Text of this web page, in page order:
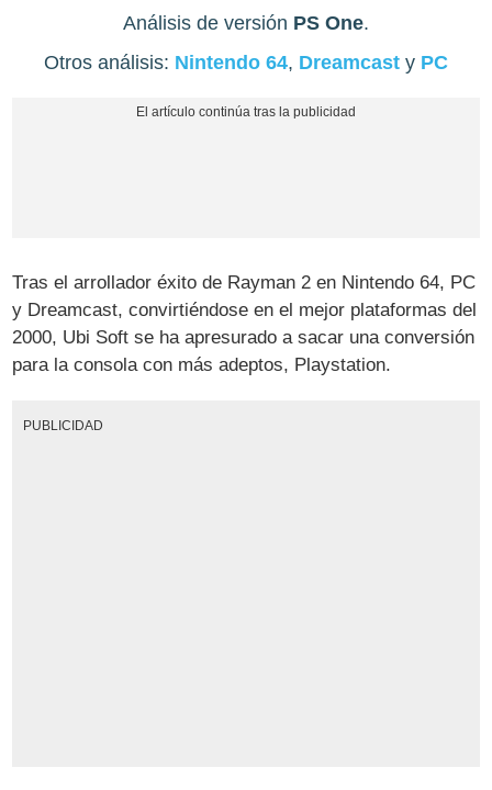
Análisis de versión PS One.
Otros análisis: Nintendo 64, Dreamcast y PC
Tras el arrollador éxito de Rayman 2 en Nintendo 64, PC
y Dreamcast, convirtiéndose en el mejor plataformas del
2000, Ubi Soft se ha apresurado a sacar una conversión
para la consola con más adeptos, Playstation.
PUBLICIDAD